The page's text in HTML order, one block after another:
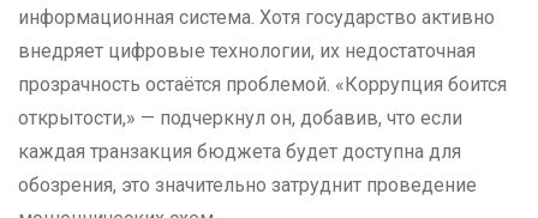
информационная система. Хотя государство активно
внедряет цифровые технологии, их недостаточная
прозрачность остаётся проблемой. «Коррупция боится
открытости,» — подчеркнул он, добавив, что если
каждая транзакция бюджета будет доступна для
обозрения, это значительно затруднит проведение